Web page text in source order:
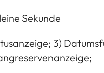
Sekunde
3)